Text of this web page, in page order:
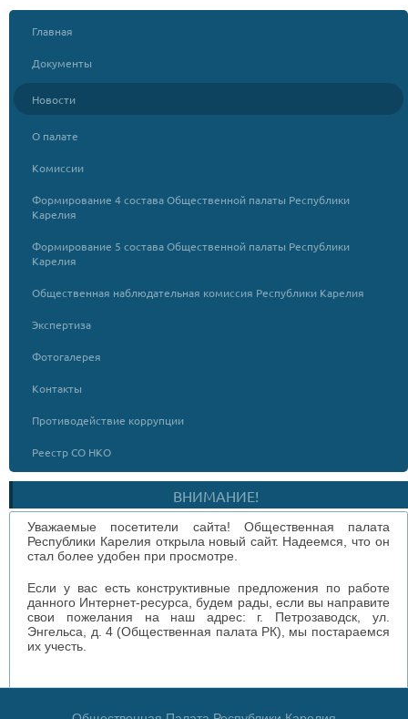
Главная
Документы
Новости
О палате
Комиссии
Формирование 4 состава Общественной палаты Республики
Карелия
Формирование 5 состава Общественной палаты Республики
Карелия
Общественная наблюдательная комиссия Республики Карелия
Экспертиза
Фотогалерея
Контакты
Противодействие коррупции
Реестр СО НКО
ВНИМАНИЕ!
Уважаемые посетители сайта! Общественная палата
Республики Карелия открыла новый сайт. Надеемся, что он
стал более удобен при просмотре.
Если у вас есть конструктивные предложения по работе
данного Интернет-ресурса, будем рады, если вы направите
свои пожелания на наш адрес: г. Петрозаводск, ул.
Энгельса, д. 4 (Общественная палата РК), мы постараемся
их учесть.